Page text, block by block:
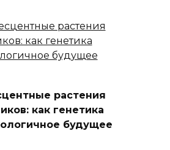
растения
как генетика
будущее